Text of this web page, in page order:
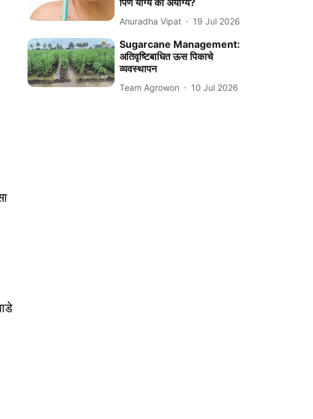
पिणे योग्य की अयोग्य?
Anuradha Vipat 19 Jul 2026
Sugarcane Management:
अतिवृष्टिबाधित ऊस पिकाचे
व्यवस्थापन
Team Agrowon 10 Jul 2026